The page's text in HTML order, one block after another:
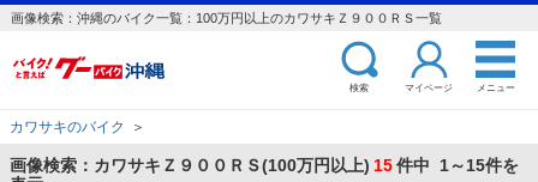
画像検索：沖縄のバイク一覧：100万円以上のカワサキＺ９００ＲＳ一覧
検索 マイページ メニュー
カワサキのバイク ＞
画像検索：カワサキＺ９００ＲＳ(100万円以上) 15件中 1～15件を